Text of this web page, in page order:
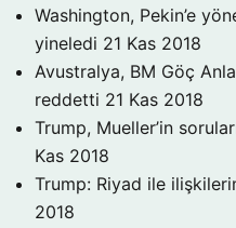
Washington, Pekin’e
yineledi 21 Kas 2018
Avustralya, BM Göç
reddetti 21 Kas 2018
Trump, Mueller’in
Kas 2018
Trump: Riyad ile
2018